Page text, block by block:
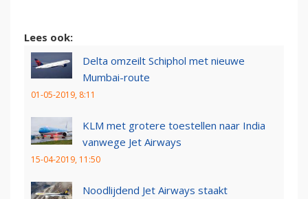
Lees ook:
Delta omzeilt Schiphol met nieuwe
Mumbai-route
01-05-2019, 8:11
KLM met grotere toestellen naar India
vanwege Jet Airways
15-04-2019, 11:50
Noodlijdend Jet Airways staakt